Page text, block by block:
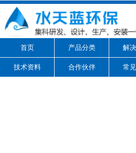
首页 产品分类 解
技术资料 合作伙伴 常